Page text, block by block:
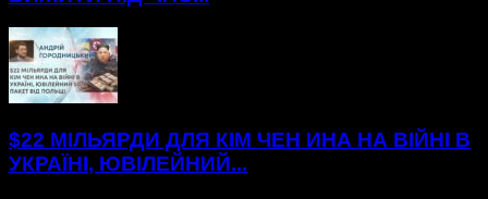
$22 МІЛЬЯРДИ ДЛЯ КІМ ЧЕН ИНА НА ВІЙНІ В
УКРАЇНІ, ЮВІЛЕЙНИЙ...